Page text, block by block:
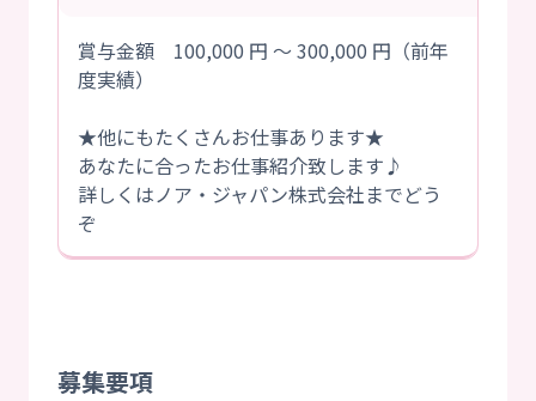
賞与金額 100,000 円 ～ 300,000 円（前年
度実績）
★他にもたくさんお仕事あります★
あなたに合ったお仕事紹介致します♪
詳しくはノア・ジャパン株式会社までどう
ぞ
募集要項